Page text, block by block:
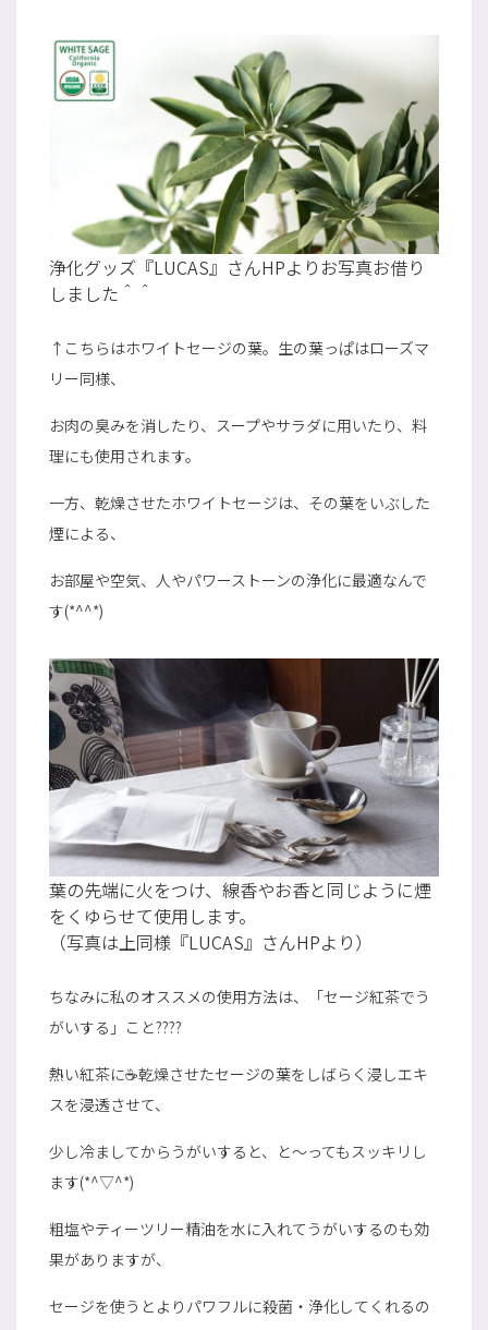
浄化グッズ『LUCAS』さんHPよりお写真お借り
しました＾＾
↑こちらはホワイトセージの葉。生の葉っぱはローズマ
リー同様、
お肉の臭みを消したり、スープやサラダに用いたり、料
理にも使用されます。
一方、乾燥させたホワイトセージは、その葉をいぶした
煙による、
お部屋や空気、人やパワーストーンの浄化に最適なんで
す(*^^*)
葉の先端に火をつけ、線香やお香と同じように煙
をくゆらせて使用します。
（写真は上同様『LUCAS』さんHPより）
ちなみに私のオススメの使用方法は、「セージ紅茶でう
がいする」こと????
熱い紅茶に☕乾燥させたセージの葉をしばらく浸しエキ
スを浸透させて、
少し冷ましてからうがいすると、と～ってもスッキリし
ます(*^▽^*)
粗塩やティーツリー精油を水に入れてうがいするのも効
果がありますが、
セージを使うとよりパワフルに殺菌・浄化してくれるの